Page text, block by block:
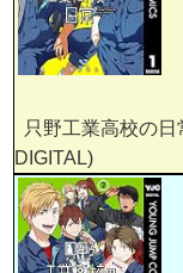
只野工業高校の日
DIGITAL)